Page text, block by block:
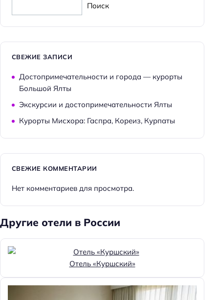
Поиск
СВЕЖИЕ ЗАПИСИ
Достопримечательности и города — курорты
Большой Ялты
Экскурсии и достопримечательности Ялты
Курорты Мисхора: Гаспра, Кореиз, Курпаты
СВЕЖИЕ КОММЕНТАРИИ
Нет комментариев для просмотра.
Другие отели в России
Отель «Куршский»